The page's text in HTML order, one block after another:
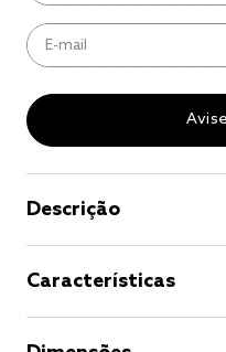
Descrição
Características